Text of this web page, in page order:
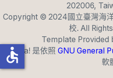
202006,
Copyright © 2024國立臺灣海
校. All
Template Provided
Joomla! 是依照 GNU General
軟
T4_BACK_TO_TOP
accessible